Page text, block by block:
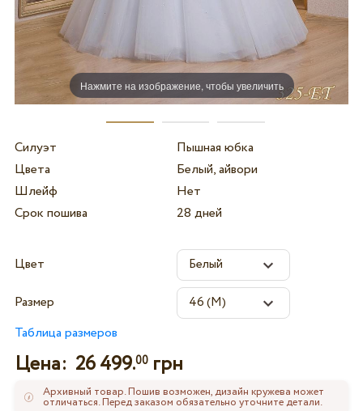
Нажмите на изображение, чтобы увеличить
Силуэт
Пышная юбка
Цвета
Белый, айвори
Шлейф
Нет
Срок пошива
28 дней
Цвет
Размер
Таблица размеров
Цена: 26 499.00грн
Архивный товар. Пошив возможен, дизайн кружева может
отличаться. Перед заказом обязательно уточните детали.